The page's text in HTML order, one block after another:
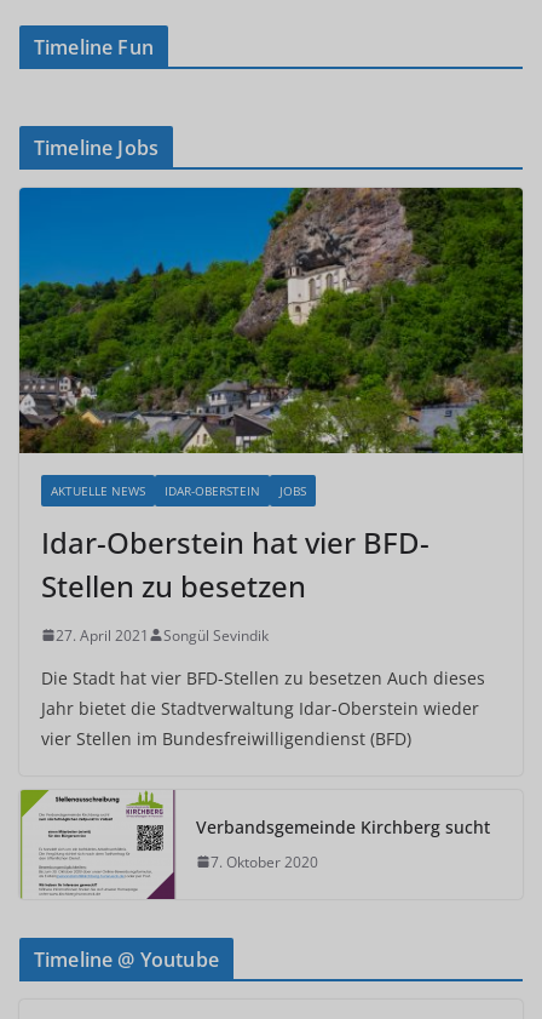
Timeline Fun
Timeline Jobs
AKTUELLE NEWS IDAR-OBERSTEIN JOBS
Idar-Oberstein hat vier BFD-
Stellen zu besetzen
27. April 2021 Songül Sevindik
Die Stadt hat vier BFD-Stellen zu besetzen Auch dieses
Jahr bietet die Stadtverwaltung Idar-Oberstein wieder
vier Stellen im Bundesfreiwilligendienst (BFD)
Verbandsgemeinde Kirchberg sucht
7. Oktober 2020
Timeline @ Youtube